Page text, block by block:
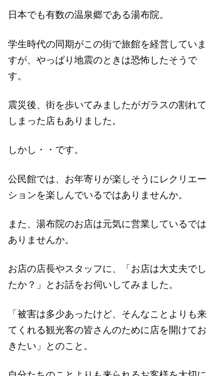
日本でも有数の温泉郷である湯布院。
学生時代の同期がこの街で旅館を経営していま
すが、やっぱり地震のときは恐怖したそうで
す。
震災後、街を歩いてみましたがガラスの割れて
しまった店もありました。
しかし・・です。
公民館では、お年寄りが楽しそうにレクリエー
ションを楽しんでいるではありませんか。
また、湯布院のお店は元気に営業しているでは
ありませんか。
お店の店長やスタッフに、「お店は大丈夫でし
たか？」とお話をお伺いしてみました。
「被害は多少あったけど、そんなことよりも来
てくれる観光客の皆さんのために店を開けてお
きたい」とのこと。